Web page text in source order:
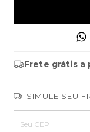
Frete grátis a
SIMULE SEU
Entregas para o